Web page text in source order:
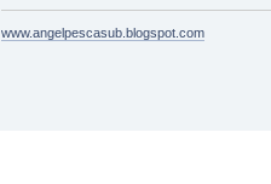
www.angelpescasub.blogspot.com